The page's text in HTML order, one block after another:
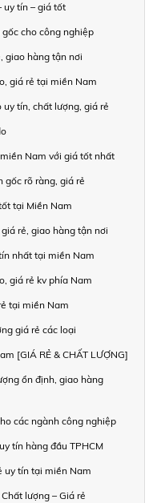
uy tín – giá tốt
cho công nghiệp
giao hàng tận nơi
giá rẻ tại miền Nam
tín, chất lượng, giá rẻ
Nam với giá tốt nhất
gốc rõ ràng, giá rẻ
tại Miền Nam
rẻ, giao hàng tận nơi
nhất tại miền Nam
giá rẻ kv phía Nam
tại miền Nam
giá rẻ các loại
[GIÁ RẺ & CHẤT LƯỢNG]
ổn định, giao hàng
các ngành công nghiệp
tín hàng đầu TPHCM
uy tín tại miền Nam
lượng – Giá rẻ